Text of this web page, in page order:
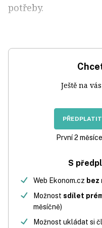
potřeby.
Ještě na
První 2
S
Web Ekonom.cz bez
Možnost sdílet
měsíčně)
Možnost ukládat si